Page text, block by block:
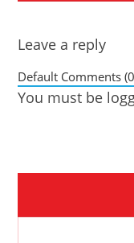
Leave a reply
Default Comments
You must be